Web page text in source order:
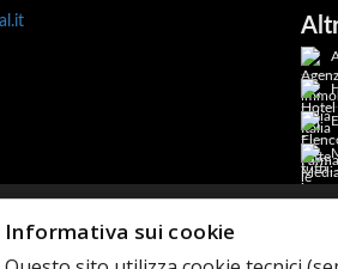
Informativa sui cookie